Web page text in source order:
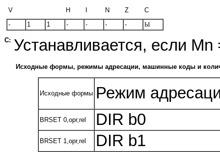
V
H N Z
C
-
1 1 - - - - Ы
C: Устанавливается, если
Исходные формы, режимы адресации, машинные коды и
Исходные формы Режим
BRSET 0,opr,rel DIR b0
BRSET 1,opr,rel DIR b1